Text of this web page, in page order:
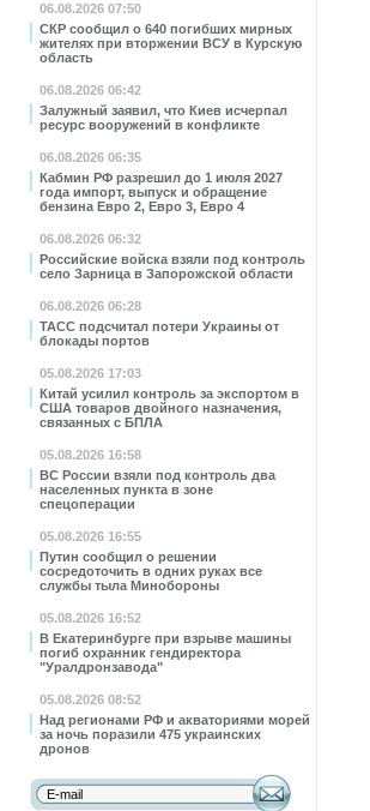
06.08.2026 07:50
СКР сообщил о 640 погибших мирных
жителях при вторжении ВСУ в Курскую
область
06.08.2026 06:42
Залужный заявил, что Киев исчерпал
ресурс вооружений в конфликте
06.08.2026 06:35
Кабмин РФ разрешил до 1 июля 2027
года импорт, выпуск и обращение
бензина Евро 2, Евро 3, Евро 4
06.08.2026 06:32
Российские войска взяли под контроль
село Зарница в Запорожской области
06.08.2026 06:28
ТАСС подсчитал потери Украины от
блокады портов
05.08.2026 17:03
Китай усилил контроль за экспортом в
США товаров двойного назначения,
связанных с БПЛА
05.08.2026 16:58
ВС России взяли под контроль два
населенных пункта в зоне
спецоперации
05.08.2026 16:55
Путин сообщил о решении
сосредоточить в одних руках все
службы тыла Минобороны
05.08.2026 16:52
В Екатеринбурге при взрыве машины
погиб охранник гендиректора
"Уралдронзавода"
05.08.2026 08:52
Над регионами РФ и акваториями морей
за ночь поразили 475 украинских
дронов